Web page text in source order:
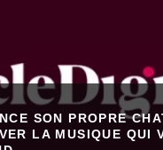
SON PROPRE
LA MUSIQUE QUI